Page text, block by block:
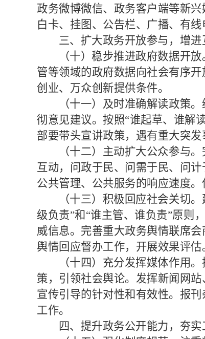
政务微博微信、政务客户端等新
白卡、挂图、公告栏、广播、有
三、扩大政务开放参与，增进
（十）稳步推进政府数据开放
管等领域的政府数据向社会有序
创业、万众创新提供条件。
（十一）及时准确解读政策。
彻意见建议。按照“谁起草、谁解
部要带头宣讲政策，遇有重大突
（十二）主动扩大公众参与。
互动，问政于民、问需于民、问
公共管理、公共服务的响应速度
（十三）积极回应社会关切。
级负责”和“谁主管、谁负责”原则
威信息。完善重大政务舆情联席
舆情回应督办工作，开展效果评估
（十四）充分发挥媒体作用。
策，引领社会舆论。发挥新闻网
宣传引导的针对性和有效性。报
工作。
四、提升政务公开能力，夯实